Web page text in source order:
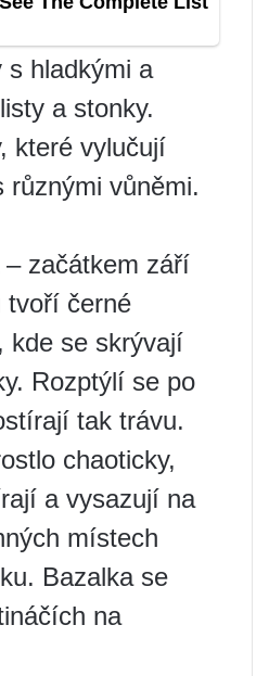
s hladkými a
a stonky.
které vylučují
různými vůněmi.
začátkem září
tvoří černé
kde se skrývají
Rozptýlí se po
tak trávu.
chaoticky,
a vysazují na
místech
Bazalka se
na